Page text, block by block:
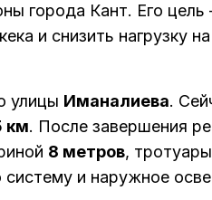
города Кант. Его
и снизить нагрузку
улицы Иманалиева.
км. После завершения
8 метров,
и наружное